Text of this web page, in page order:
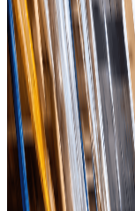
Сократите
сэкономьте
рабочим
эффективность
Начать